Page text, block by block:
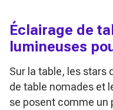
Éclairage de
lumineuses
Sur la table, les stars
de table nomades et
se posent comme un